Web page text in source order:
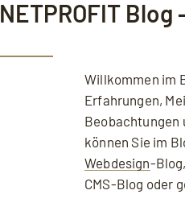
NETPROFIT Blog
Willkommen im
Erfahrungen,
Beobachtungen
können Sie im
Webdesign-Blog,
CMS-Blog oder
Mit dem Aufruf des Videos